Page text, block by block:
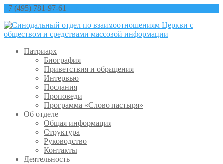
+7 (495) 781-97-61
Патриарх
Биография
Приветствия и обращения
Интервью
Послания
Проповеди
Программа «Слово пастыря»
Об отделе
Общая информация
Структура
Руководство
Контакты
Деятельность